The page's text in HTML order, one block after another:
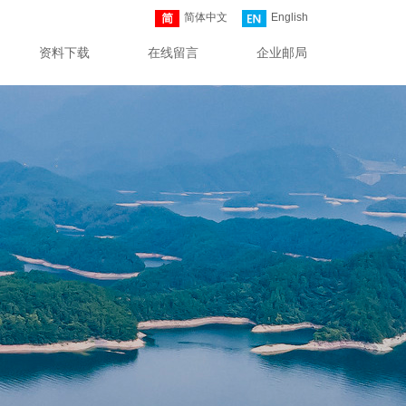
简体中文 English
资料下载 在线留言 企业邮局